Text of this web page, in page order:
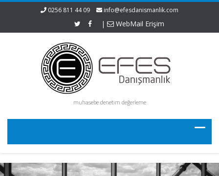
0256 811 44 09 info@efesdanismanlik.com
| WebMail Erişim
muhasebe denetim değerleme